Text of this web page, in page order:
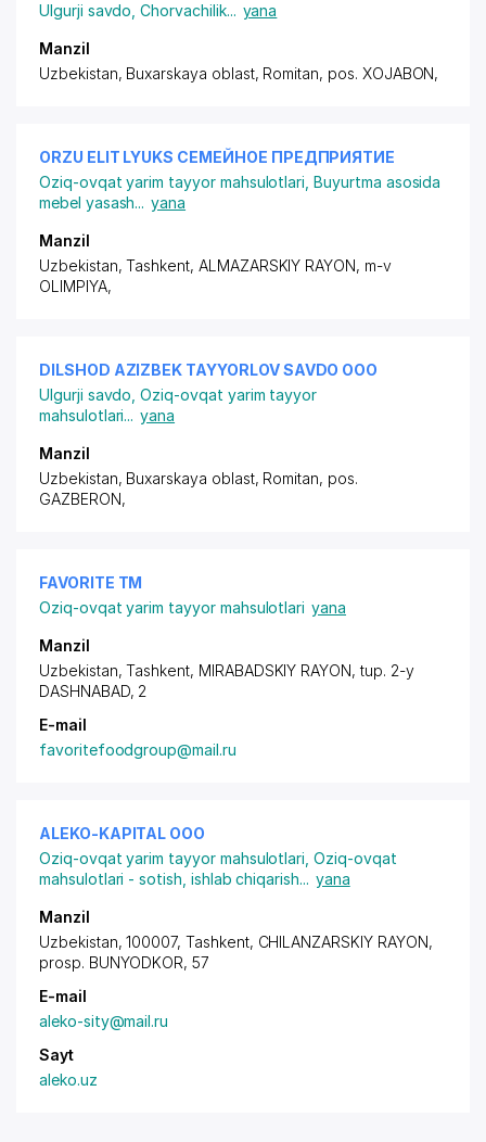
Ulgurji savdo ,Chorvachilik... yana
Manzil
Uzbekistan, Buxarskaya oblast, Romitan, pos. XOJABON,
ORZU ELIT LYUKS СЕМЕЙНОЕ ПРЕДПРИЯТИЕ
Oziq-ovqat yarim tayyor mahsulotlari ,Buyurtma asosida
mebel yasash... yana
Manzil
Uzbekistan, Tashkent, ALMAZARSKIY RAYON, m-v
OLIMPIYA,
DILSHOD AZIZBEK TAYYORLOV SAVDO ООО
Ulgurji savdo ,Oziq-ovqat yarim tayyor
mahsulotlari... yana
Manzil
Uzbekistan, Buxarskaya oblast, Romitan, pos.
GAZBERON,
FAVORITE ТМ
Oziq-ovqat yarim tayyor mahsulotlari yana
Manzil
Uzbekistan, Tashkent, MIRABADSKIY RAYON,tup. 2-y
DASHNABAD, 2
E-mail
favoritefoodgroup@mail.ru
ALEKO-KAPITAL ООО
Oziq-ovqat yarim tayyor mahsulotlari ,Oziq-ovqat
mahsulotlari - sotish, ishlab chiqarish... yana
Manzil
Uzbekistan, 100007, Tashkent, CHILANZARSKIY RAYON,
prosp. BUNYODKOR, 57
E-mail
aleko-sity@mail.ru
Sayt
aleko.uz